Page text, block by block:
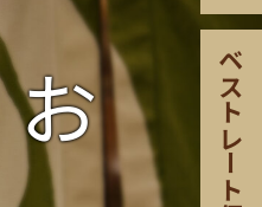
ベストレート